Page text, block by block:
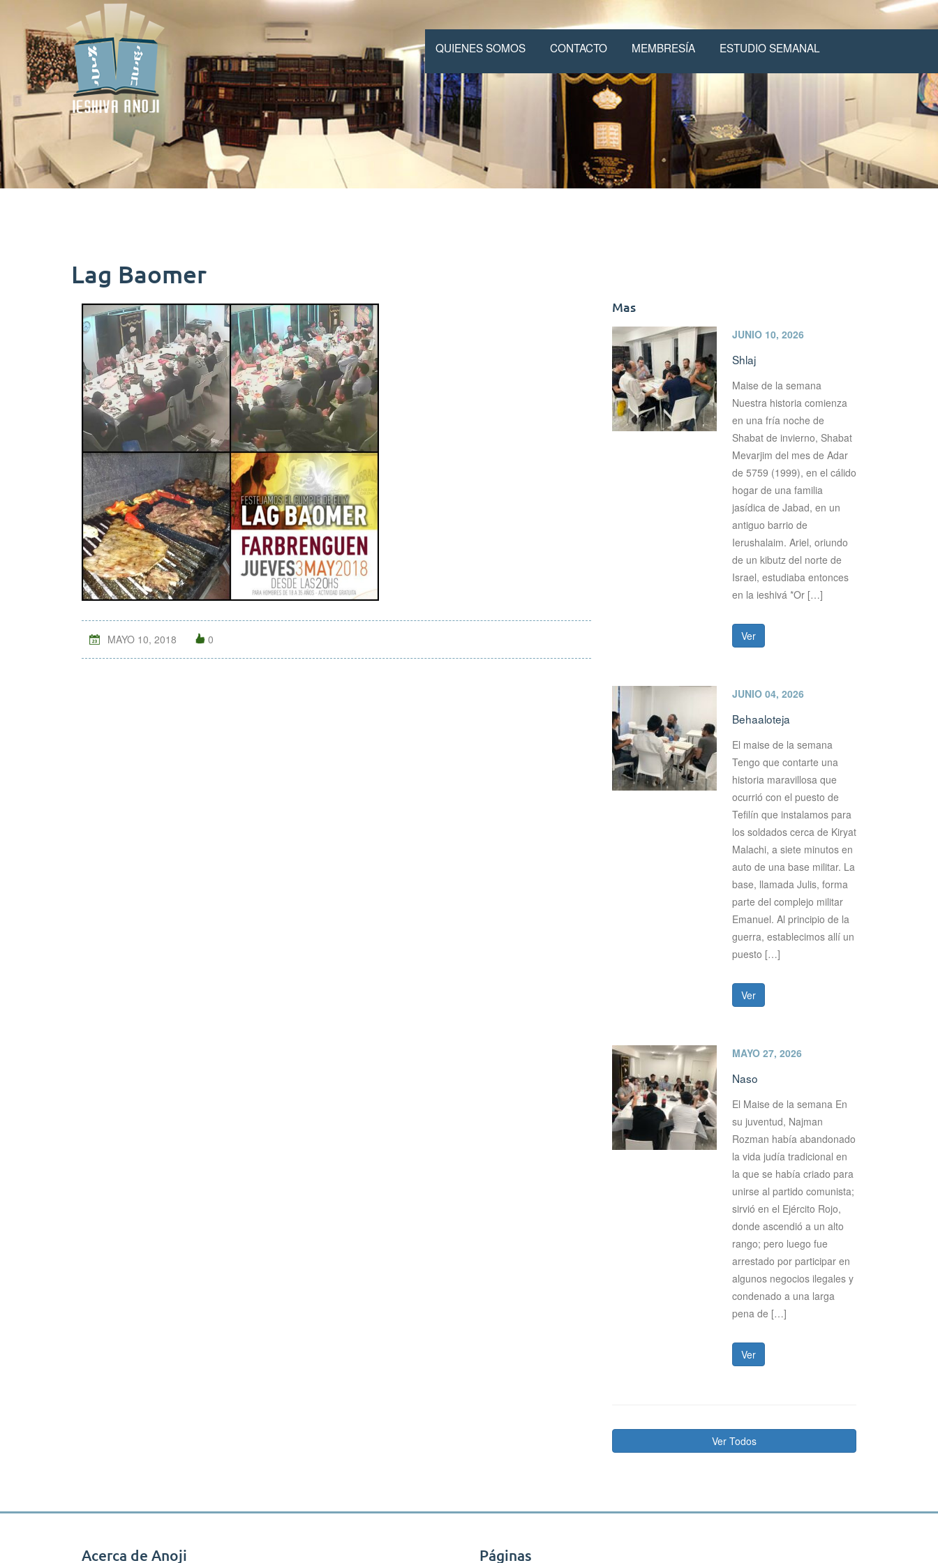
QUIENES SOMOS CONTACTO MEMBRESÍA ESTUDIO SEMANAL
Lag Baomer
MAYO 10, 2018 0
Mas
JUNIO 10, 2026
Shlaj
Maise de la semana
Nuestra historia comienza
en una fría noche de
Shabat de invierno, Shabat
Mevarjim del mes de Adar
de 5759 (1999), en el cálido
hogar de una familia
jasídica de Jabad, en un
antiguo barrio de
Ierushalaim. Ariel, oriundo
de un kibutz del norte de
Israel, estudiaba entonces
en la ieshivá *Or […]
Ver
JUNIO 04, 2026
Behaaloteja
El maise de la semana
Tengo que contarte una
historia maravillosa que
ocurrió con el puesto de
Tefilín que instalamos para
los soldados cerca de Kiryat
Malachi, a siete minutos en
auto de una base militar. La
base, llamada Julis, forma
parte del complejo militar
Emanuel. Al principio de la
guerra, establecimos allí un
puesto […]
Ver
MAYO 27, 2026
Naso
El Maise de la semana En
su juventud, Najman
Rozman había abandonado
la vida judía tradicional en
la que se había criado para
unirse al partido comunista;
sirvió en el Ejército Rojo,
donde ascendió a un alto
rango; pero luego fue
arrestado por participar en
algunos negocios ilegales y
condenado a una larga
pena de […]
Ver
Ver Todos
Acerca de Anoji Páginas